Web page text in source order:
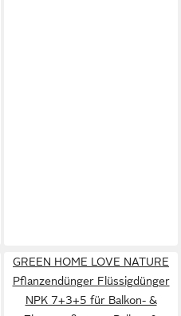
GREEN HOME LOVE NATURE
Pflanzendünger Flüssigdünger
NPK 7+3+5 für Balkon- &